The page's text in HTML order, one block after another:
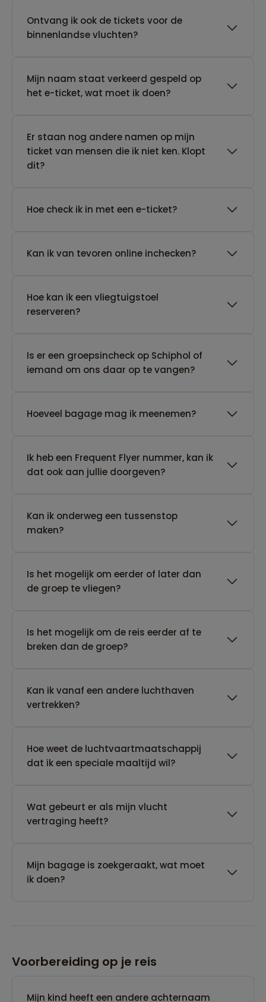
Ontvang ik ook de tickets voor de
binnenlandse vluchten?
Mijn naam staat verkeerd gespeld op
het e-ticket, wat moet ik doen?
Er staan nog andere namen op mijn
ticket van mensen die ik niet ken. Klopt
dit?
Hoe check ik in met een e-ticket?
Kan ik van tevoren online inchecken?
Hoe kan ik een vliegtuigstoel
reserveren?
Is er een groepsincheck op Schiphol of
iemand om ons daar op te vangen?
Hoeveel bagage mag ik meenemen?
Ik heb een Frequent Flyer nummer, kan ik
dat ook aan jullie doorgeven?
Kan ik onderweg een tussenstop
maken?
Is het mogelijk om eerder of later dan
de groep te vliegen?
Is het mogelijk om de reis eerder af te
breken dan de groep?
Kan ik vanaf een andere luchthaven
vertrekken?
Hoe weet de luchtvaartmaatschappij
dat ik een speciale maaltijd wil?
Wat gebeurt er als mijn vlucht
vertraging heeft?
Mijn bagage is zoekgeraakt, wat moet
ik doen?
Voorbereiding op je reis
Mijn kind heeft een andere achternaam